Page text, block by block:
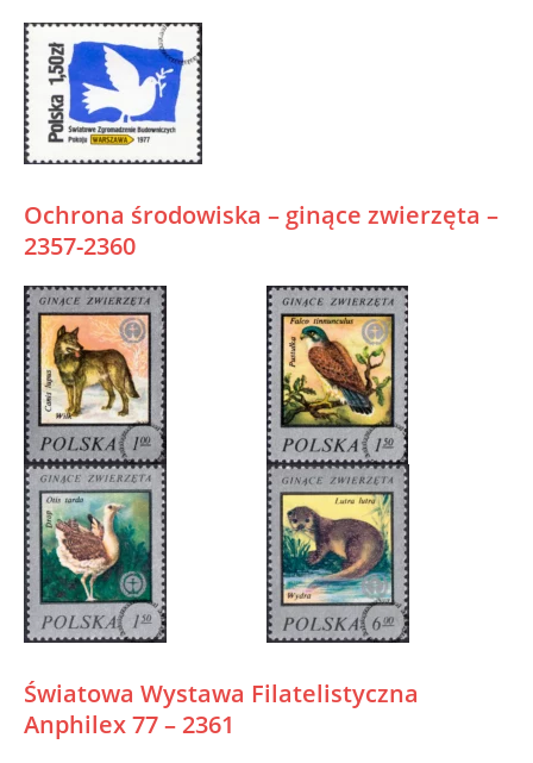
Ochrona środowiska – ginące zwierzęta –
2357-2360
Światowa Wystawa Filatelistyczna
Anphilex 77 – 2361